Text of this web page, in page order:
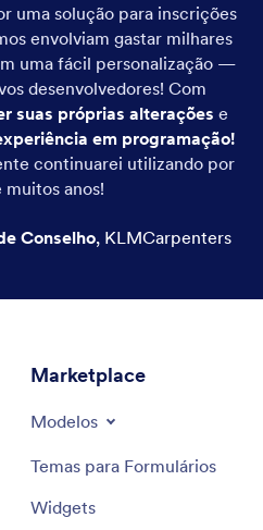
uma solução para inscrições
envolviam gastar milhares
uma fácil personalização —
desenvolvedores! Com
suas próprias alterações e
em programação!
continuarei utilizando por
muitos anos!
Conselho, KLMCarpenters
Marketplace
Modelos
Temas para Formulários
Widgets